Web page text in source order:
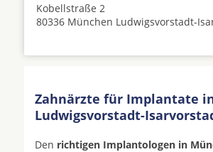
Kobellstraße 2
80336 München Ludwigsvorstadt-
Zahnärzte für Implantate
Ludwigsvorstadt-
Den richtigen Implantologen in